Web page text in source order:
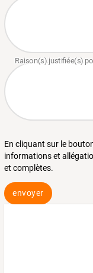
En cliquant sur le
informations et
et complètes.
envoyer